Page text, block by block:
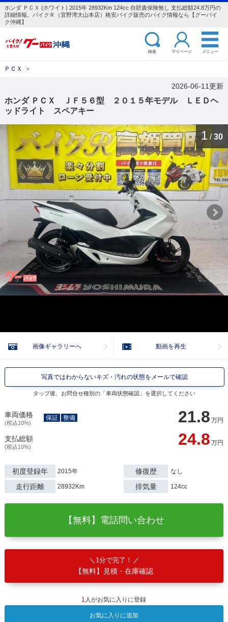
ホンダ ＰＣＸ (ホワイト) 2015年 28932Km 124cc 自賠責保険無し 支払総額24.8万円の
詳細情報。バイクＲ（宜野湾大山本店）格安バイク販売のバイク情報なら【グーバイ
ク沖縄】
検索 マイページ メニュー
ＰＣＸ ＞
2026-06-11更新
ホンダ ＰＣＸ ＪＦ５６型 ２０１５年モデル ＬＥＤヘ
ッドライト スペアキー
1 / 30
画像ギャラリーへ 動画を再生
写真ではわからないキズ・汚れの状態をメールで確認
タップ後、お問合せ種別の「車両状態確認」を選択してください
車両価格
(税込10%) 21.8 万円
保証 整備
支払総額
(税込10%) 24.8 万円
初度登録年 2015年 修復歴 なし
走行距離 28932Km 排気量 124cc
【無料】電話問い合わせ
1分で完了！
【無料】見積・在庫確認
1 人がお気に入りに登録
お気に入りに追加